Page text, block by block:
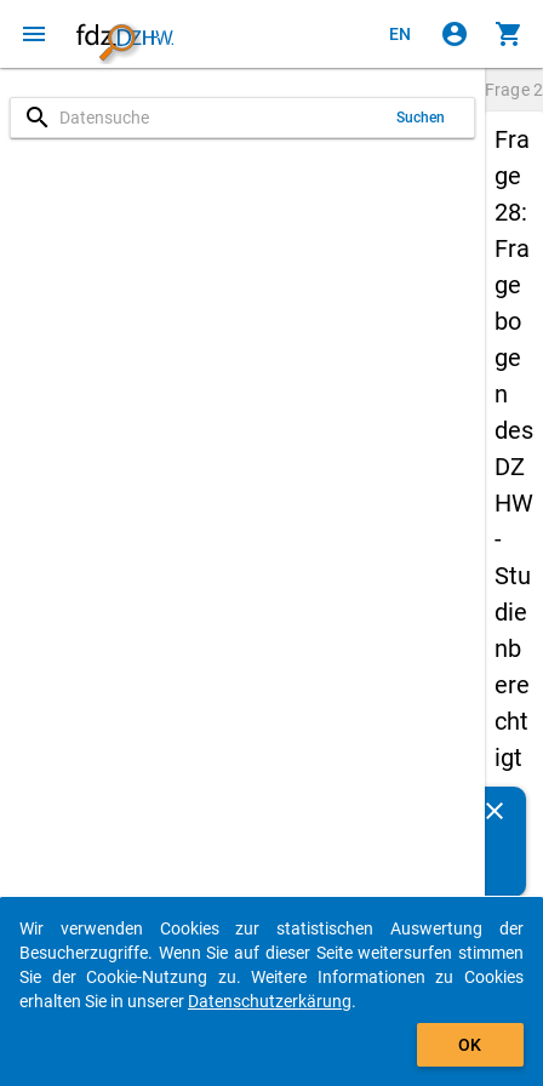
menu EN account_circle shopping_cart
search Suchen
Frage
Fra
ge
28:
Fra
ge
bo
ge
n
des
DZ
HW
-
Stu
die
nb
ere
cht
igt
en
s
20
15
clear
auto_stories
add_shopping_cart
Wir verwenden Cookies zur statistischen Auswertung der
Besucherzugriffe. Wenn Sie auf dieser Seite weitersurfen stimmen
Sie der Cookie-Nutzung zu. Weitere Informationen zu Cookies
erhalten Sie in unserer Datenschutzerkärung.
OK